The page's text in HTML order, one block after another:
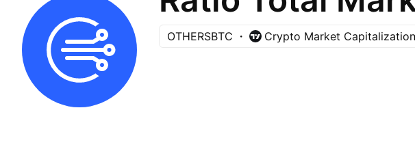
OTHERSBTC Crypto Market Capitalization